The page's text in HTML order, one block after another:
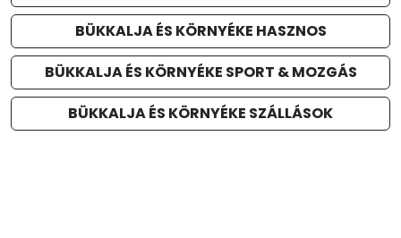
BÜKKALJA ÉS KÖRNYÉKE HASZNOS
BÜKKALJA ÉS KÖRNYÉKE SPORT & MOZGÁS
BÜKKALJA ÉS KÖRNYÉKE SZÁLLÁSOK